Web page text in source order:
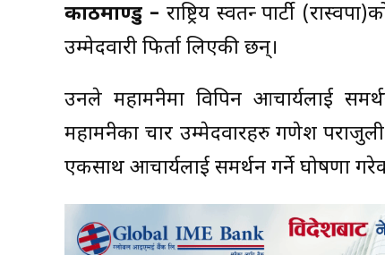
काठमाण्डु – राष्ट्रिय स्वतन्त्र पार्टी
उम्मेदवारी फिर्ता लिएकी छन्।
उनले महामन्त्रीमा विपिन आचार्यलाई
महामन्त्रीका चार उम्मेदवारहरु गणेश
एकसाथ आचार्यलाई समर्थन गर्ने घोषणा